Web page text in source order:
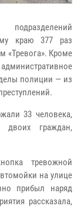
краю 377 раз
«Тревога». Кроме
полиции — из
33 человека,
двоих граждан,
тревожной
на улице
прибыл наряд
рассказала,